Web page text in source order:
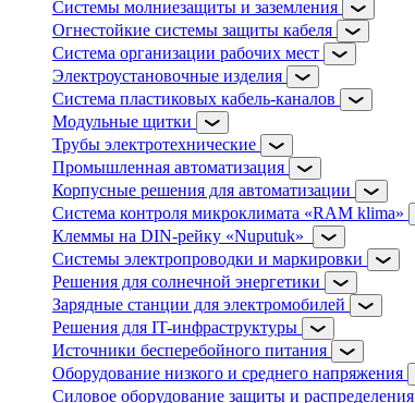
Системы молниезащиты и заземления
Огнестойкие системы защиты кабеля
Система организации рабочих мест
Электроустановочные изделия
Система пластиковых кабель-каналов
Модульные щитки
Трубы электротехнические
Промышленная автоматизация
Корпусные решения для автоматизации
Система контроля микроклимата «RAM klima»
Клеммы на DIN-рейку «Nuputuk»
Системы электропроводки и маркировки
Решения для солнечной энергетики
Зарядные станции для электромобилей
Решения для IT-инфраструктуры
Источники бесперебойного питания
Оборудование низкого и среднего напряжения
Силовое оборудование защиты и распределения